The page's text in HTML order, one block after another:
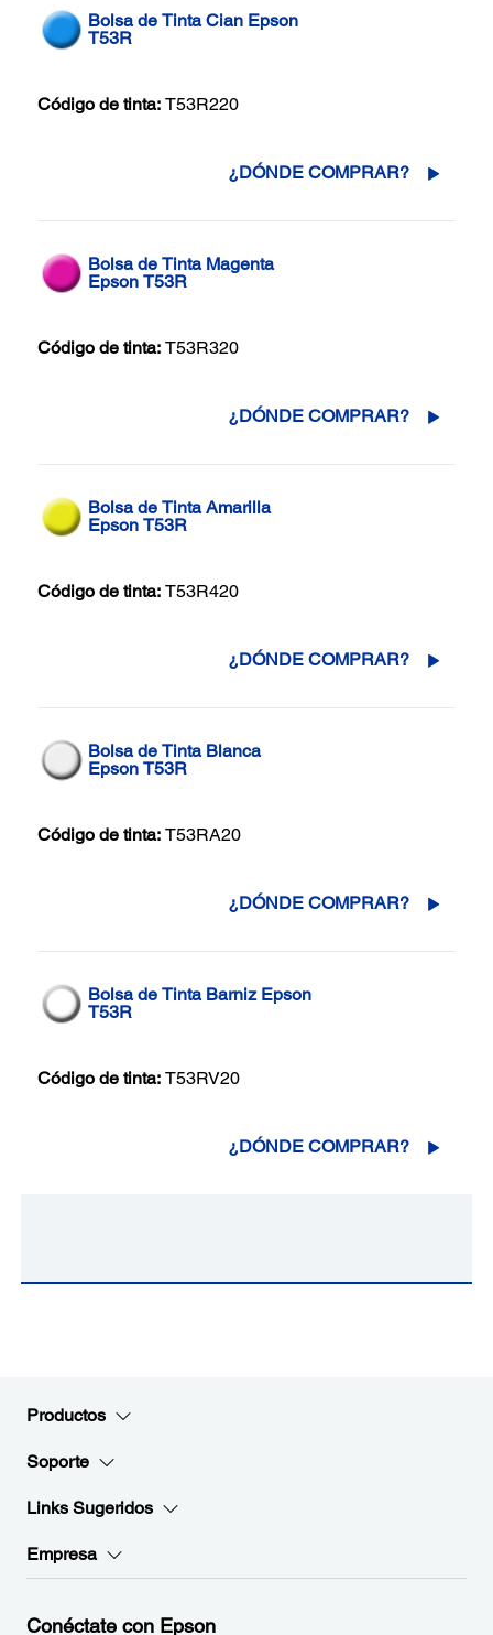
Bolsa de Tinta Cian Epson
T53R
Código de tinta: T53R220
¿DÓNDE COMPRAR?
Bolsa de Tinta Magenta
Epson T53R
Código de tinta: T53R320
¿DÓNDE COMPRAR?
Bolsa de Tinta Amarilla
Epson T53R
Código de tinta: T53R420
¿DÓNDE COMPRAR?
Bolsa de Tinta Blanca
Epson T53R
Código de tinta: T53RA20
¿DÓNDE COMPRAR?
Bolsa de Tinta Barniz Epson
T53R
Código de tinta: T53RV20
¿DÓNDE COMPRAR?
Productos
Soporte
Links Sugeridos
Empresa
Conéctate con Epson